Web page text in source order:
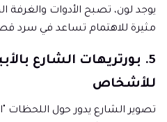
يوجد لون، تصبح الأدوات
مثيرة للاهتمام تساعد في سرد
5. بورتريهات الشارع
للأشخاص
تصوير الشارع يدور حول اللحظات